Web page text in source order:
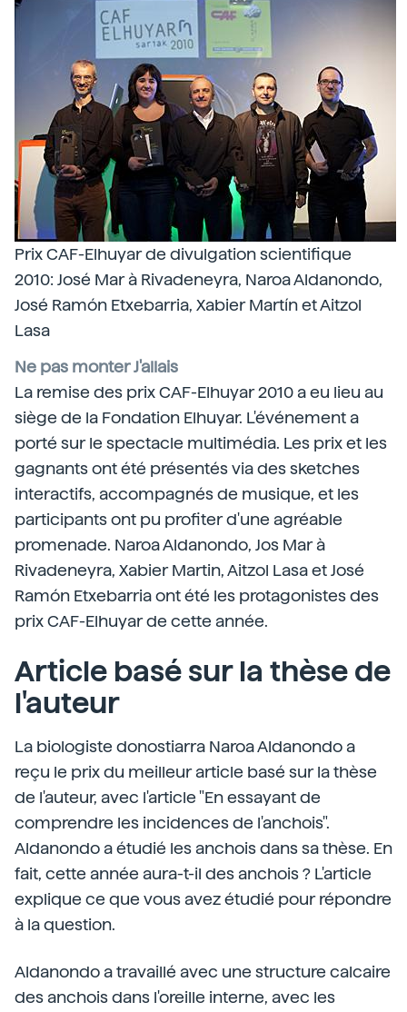
Prix CAF-Elhuyar de divulgation scientifique
2010: José Mar à Rivadeneyra, Naroa Aldanondo,
José Ramón Etxebarria, Xabier Martín et Aitzol
Lasa
Ne pas monter J'allais
La remise des prix CAF-Elhuyar 2010 a eu lieu au
siège de la Fondation Elhuyar. L'événement a
porté sur le spectacle multimédia. Les prix et les
gagnants ont été présentés via des sketches
interactifs, accompagnés de musique, et les
participants ont pu profiter d'une agréable
promenade. Naroa Aldanondo, Jos Mar à
Rivadeneyra, Xabier Martin, Aitzol Lasa et José
Ramón Etxebarria ont été les protagonistes des
prix CAF-Elhuyar de cette année.
Article basé sur la thèse de
l'auteur
La biologiste donostiarra Naroa Aldanondo a
reçu le prix du meilleur article basé sur la thèse
de l'auteur, avec l'article "En essayant de
comprendre les incidences de l'anchois".
Aldanondo a étudié les anchois dans sa thèse. En
fait, cette année aura-t-il des anchois ? L'article
explique ce que vous avez étudié pour répondre
à la question.
Aldanondo a travaillé avec une structure calcaire
des anchois dans l'oreille interne, avec les